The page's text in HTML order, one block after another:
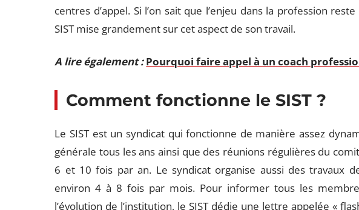
centres d’appel. Si l’on sait que l’enjeu dans la profession
SIST mise grandement sur cet aspect de son travail.
A lire également : Pourquoi faire appel à un coach
Comment fonctionne le SIST ?
Le SIST est un syndicat qui fonctionne de manière assez
générale tous les ans ainsi que des réunions régulières du
6 et 10 fois par an. Le syndicat organise aussi des travaux
environ 4 à 8 fois par mois. Pour informer tous les
l’évolution de l’institution, le SIST dédie une lettre appelée «